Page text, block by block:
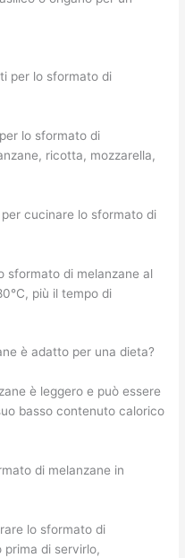
per lo sformato di
lo sformato di
ricotta, mozzarella,
cucinare lo sformato di
sformato di melanzane al
più il tempo di
è adatto per una dieta?
è leggero e può essere
basso contenuto calorico
di melanzane in
lo sformato di
prima di servirlo,